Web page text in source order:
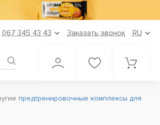
067 345 43 43 Заказать звонок RU
предтренировочные комплексы для